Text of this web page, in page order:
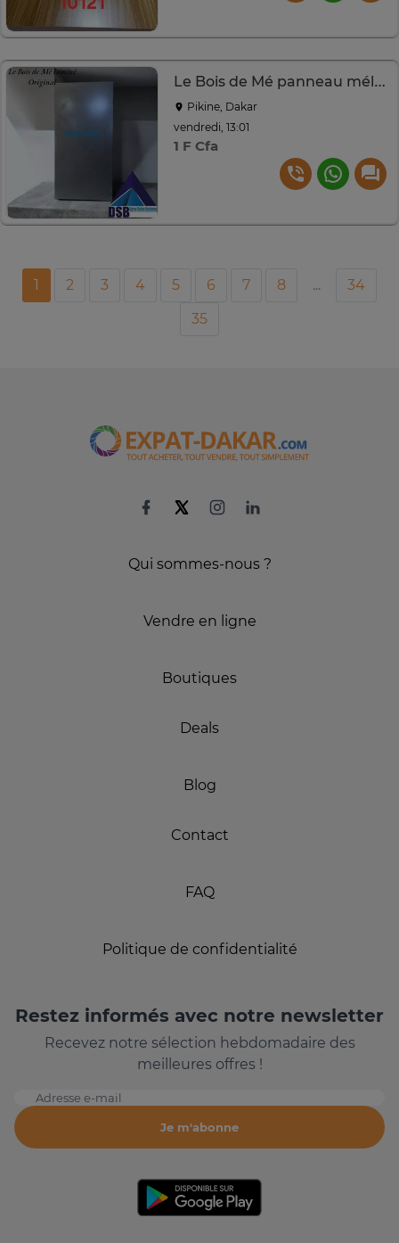
Le Bois de Mé panneau mélaminé
Pikine, Dakar
vendredi, 13:01
1 F Cfa
1 2 3 4 5 6 7 8 ...
34
35
Qui sommes-nous ?
Vendre en ligne
Boutiques
Deals
Blog
Contact
FAQ
Politique de confidentialité
Restez informés avec notre newsletter
Recevez notre sélection hebdomadaire des
meilleures offres !
Adresse e-mail
Je m'abonne